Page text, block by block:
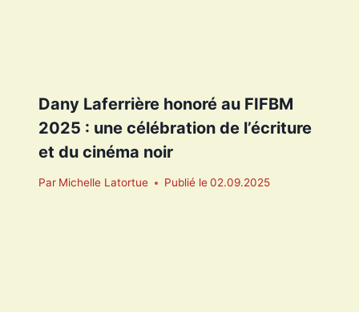
Dany Laferrière honoré au FIFBM
2025 : une célébration de l’écriture
et du cinéma noir
Par Michelle Latortue Publié le 02.09.2025